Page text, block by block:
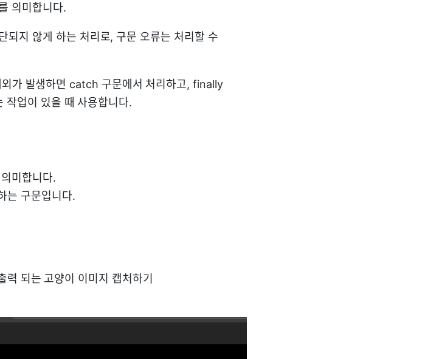
의미합니다.
되지 않게 하는 처리로, 구문 오류는 처리할 수
가 발생하면 catch 구문에서 처리하고, finally
작업이 있을 때 사용합니다.
미합니다.
는 구문입니다.
되는 고양이 이미지 캡처하기